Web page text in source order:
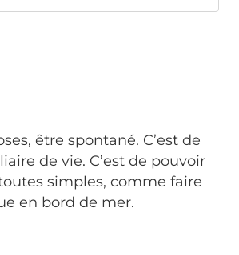
être spontané. C’est de
de vie. C’est de pouvoir
simples, comme faire
en bord de mer.